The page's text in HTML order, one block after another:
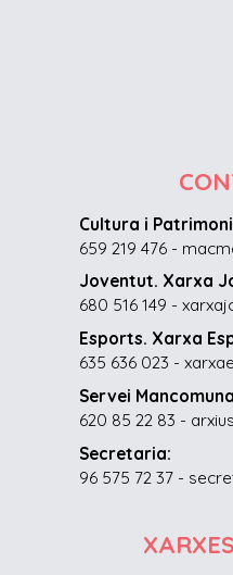
Cultura i
659 219 476 -
Joventut. Xarxa
680 516 149 -
Esports. Xarxa
635 636 023 -
Servei
620 85 22 83 -
Secretaria:
96 575 72 37 -